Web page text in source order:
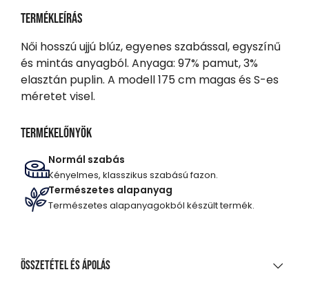
Termékleírás
Női hosszú ujjú blúz, egyenes szabással, egyszínű
és mintás anyagból. Anyaga: 97% pamut, 3%
elasztán puplin. A modell 175 cm magas és S-es
méretet visel.
Termékelőnyök
Normál szabás
Kényelmes, klasszikus szabású fazon.
Természetes alapanyag
Természetes alapanyagokból készült termék.
Összetétel és ápolás